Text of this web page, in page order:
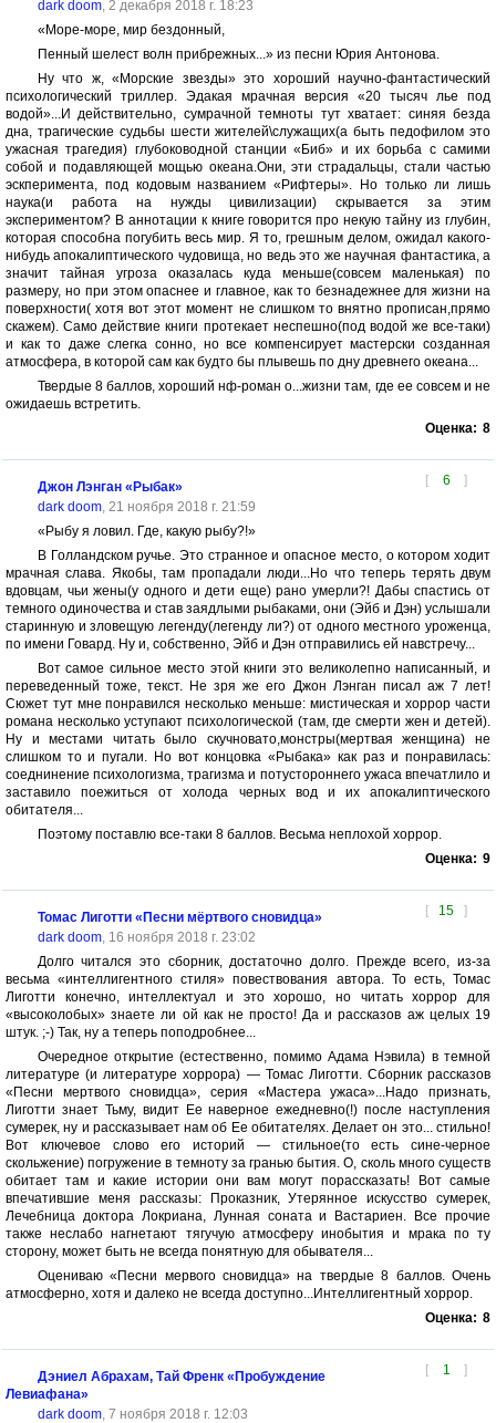
dark doom, 2 декабря 2018 г. 18:23
«Море-море, мир бездонный,
Пенный шелест волн прибрежных...» из песни Юрия Антонова.
Ну что ж, «Морские звезды» это хороший научно-фантастический
психологический триллер. Эдакая мрачная версия «20 тысяч лье под
водой»...И действительно, сумрачной темноты тут хватает: синяя безда
дна, трагические судьбы шести жителей\служащих(а быть педофилом это
ужасная трагедия) глубоководной станции «Биб» и их борьба с самими
собой и подавляющей мощью океана.Они, эти страдальцы, стали частью
эскперимента, под кодовым названием «Рифтеры». Но только ли лишь
наука(и работа на нужды цивилизации) скрывается за этим
экспериментом? В аннотации к книге говорится про некую тайну из глубин,
которая способна погубить весь мир. Я то, грешным делом, ожидал какого-
нибудь апокалиптического чудовища, но ведь это же научная фантастика, а
значит тайная угроза оказалась куда меньше(совсем маленькая) по
размеру, но при этом опаснее и главное, как то безнадежнее для жизни на
поверхности( хотя вот этот момент не слишком то внятно прописан,прямо
скажем). Само действие книги протекает неспешно(под водой же все-таки)
и как то даже слегка сонно, но все компенсирует мастерски созданная
атмосфера, в которой сам как будто бы плывешь по дну древнего океана...
Твердые 8 баллов, хороший нф-роман о...жизни там, где ее совсем и не
ожидаешь встретить.
Оценка: 8
[ 6 ]
Джон Лэнган «Рыбак»
dark doom, 21 ноября 2018 г. 21:59
«Рыбу я ловил. Где, какую рыбу?!»
В Голландском ручье. Это странное и опасное место, о котором ходит
мрачная слава. Якобы, там пропадали люди...Но что теперь терять двум
вдовцам, чьи жены(у одного и дети еще) рано умерли?! Дабы спастись от
темного одиночества и став заядлыми рыбаками, они (Эйб и Дэн) услышали
старинную и зловещую легенду(легенду ли?) от одного местного уроженца,
по имени Говард. Ну и, собственно, Эйб и Дэн отправились ей навстречу...
Вот самое сильное место этой книги это великолепно написанный, и
переведенный тоже, текст. Не зря же его Джон Лэнган писал аж 7 лет!
Сюжет тут мне понравился несколько меньше: мистическая и хоррор части
романа несколько уступают психологической (там, где смерти жен и детей).
Ну и местами читать было скучновато,монстры(мертвая женщина) не
слишком то и пугали. Но вот концовка «Рыбака» как раз и понравилась:
соеднинение психологизма, трагизма и потустороннего ужаса впечатлило и
заставило поежиться от холода черных вод и их апокалиптического
обитателя...
Поэтому поставлю все-таки 8 баллов. Весьма неплохой хоррор.
Оценка: 9
[ 15 ]
Томас Лиготти «Песни мёртвого сновидца»
dark doom, 16 ноября 2018 г. 23:02
Долго читался это сборник, достаточно долго. Прежде всего, из-за
весьма «интеллигентного стиля» повествования автора. То есть, Томас
Лиготти конечно, интеллектуал и это хорошо, но читать хоррор для
«высоколобых» знаете ли ой как не просто! Да и рассказов аж целых 19
штук. ;-) Так, ну а теперь поподробнее...
Очередное открытие (естественно, помимо Адама Нэвила) в темной
литературе (и литературе хоррора) — Томас Лиготти. Сборник рассказов
«Песни мертвого сновидца», серия «Мастера ужаса»...Надо признать,
Лиготти знает Тьму, видит Ее наверное ежедневно(!) после наступления
сумерек, ну и рассказывает нам об Ее обитателях. Делает он это... стильно!
Вот ключевое слово его историй — стильное(то есть сине-черное
скольжение) погружение в темноту за гранью бытия. О, сколь много существ
обитает там и какие истории они вам могут порассказать! Вот самые
впечатившие меня рассказы: Проказник, Утерянное искусство сумерек,
Лечебница доктора Локриана, Лунная соната и Вастариен. Все прочие
также неслабо нагнетают тягучую атмосферу инобытия и мрака по ту
сторону, может быть не всегда понятную для обывателя...
Оцениваю «Песни мервого сновидца» на твердые 8 баллов. Очень
атмосферно, хотя и далеко не всегда доступно...Интеллигентный хоррор.
Оценка: 8
[ 1 ]
Дэниел Абрахам, Тай Френк «Пробуждение
Левиафана»
dark doom, 7 ноября 2018 г. 12:03